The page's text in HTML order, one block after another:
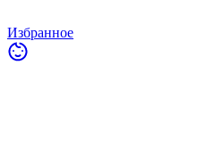
Избранное